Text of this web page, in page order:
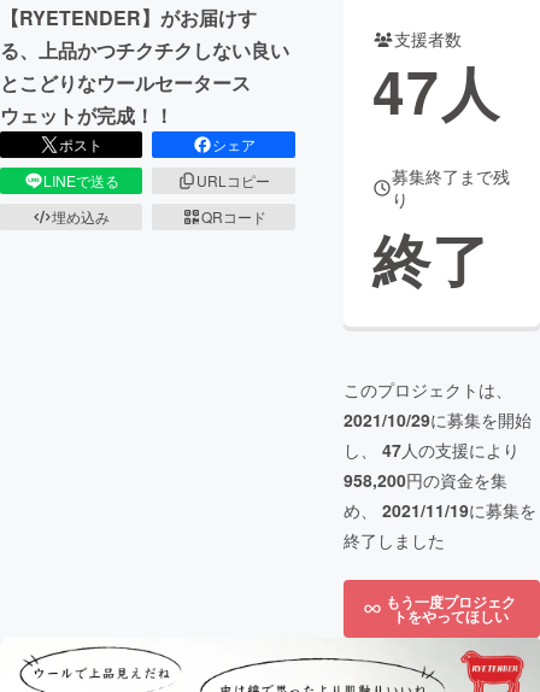
【RYETENDER】がお届けす
る、上品かつチクチクしない良い
とこどりなウールセータース
ウェットが完成！！
ポスト
シェア
LINEで送る
URLコピー
埋め込み
QRコード
支援者数
47人
募集終了まで残
り
終了
このプロジェクトは、
2021/10/29に募集を開始
し、 47人の支援により
958,200円の資金を集
め、 2021/11/19に募集を
終了しました
もう一度プロジェク
トをやってほしい